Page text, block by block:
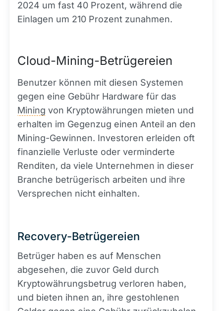
2024 um fast 40 Prozent, während die
Einlagen um 210 Prozent zunahmen.
Cloud-Mining-Betrügereien
Benutzer können mit diesen Systemen
gegen eine Gebühr Hardware für das
Mining von Kryptowährungen mieten und
erhalten im Gegenzug einen Anteil an den
Mining-Gewinnen. Investoren erleiden oft
finanzielle Verluste oder verminderte
Renditen, da viele Unternehmen in dieser
Branche betrügerisch arbeiten und ihre
Versprechen nicht einhalten.
Recovery-Betrügereien
Betrüger haben es auf Menschen
abgesehen, die zuvor Geld durch
Kryptowährungsbetrug verloren haben,
und bieten ihnen an, ihre gestohlenen